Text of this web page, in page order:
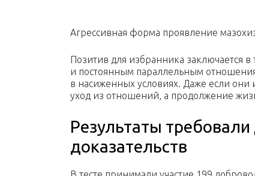
Агрессивная форма проявление
Позитив для избранника заключается
и постоянным параллельным
в насиженных условиях. Даже если они
уход из отношений, а продолжение
Результаты
доказательств